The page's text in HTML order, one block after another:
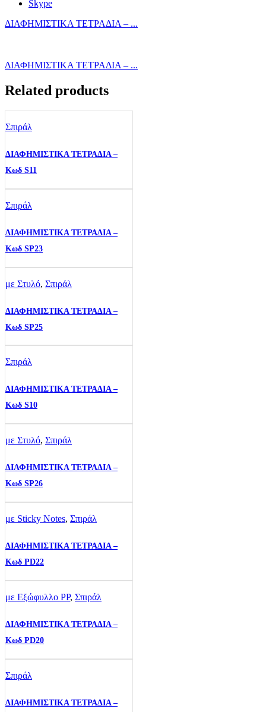
Skype
ΔΙΑΦΗΜΙΣΤΙΚΑ ΤΕΤΡΑΔΙΑ – ...
ΔΙΑΦΗΜΙΣΤΙΚΑ ΤΕΤΡΑΔΙΑ – ...
Related products
Σπιράλ
ΔΙΑΦΗΜΙΣΤΙΚΑ ΤΕΤΡΑΔΙΑ –
Κωδ S11
Σπιράλ
ΔΙΑΦΗΜΙΣΤΙΚΑ ΤΕΤΡΑΔΙΑ –
Κωδ SP23
με Στυλό, Σπιράλ
ΔΙΑΦΗΜΙΣΤΙΚΑ ΤΕΤΡΑΔΙΑ –
Κωδ SP25
Σπιράλ
ΔΙΑΦΗΜΙΣΤΙΚΑ ΤΕΤΡΑΔΙΑ –
Κωδ S10
με Στυλό, Σπιράλ
ΔΙΑΦΗΜΙΣΤΙΚΑ ΤΕΤΡΑΔΙΑ –
Κωδ SP26
με Sticky Notes, Σπιράλ
ΔΙΑΦΗΜΙΣΤΙΚΑ ΤΕΤΡΑΔΙΑ –
Κωδ PD22
με Εξώφυλλο PP, Σπιράλ
ΔΙΑΦΗΜΙΣΤΙΚΑ ΤΕΤΡΑΔΙΑ –
Κωδ PD20
Σπιράλ
ΔΙΑΦΗΜΙΣΤΙΚΑ ΤΕΤΡΑΔΙΑ –